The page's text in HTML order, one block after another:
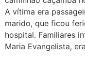
A vítima era
marido, que ficou
hospital. Familiares
Maria Evangelista,